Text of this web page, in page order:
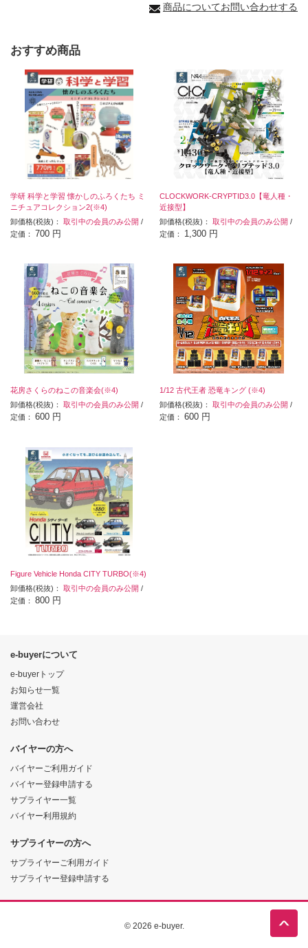
商品についてお問い合わせする
おすすめ商品
学研 科学と学習 懐かしのふろくたち ミ
ニチュアコレクション2(※4)
卸価格(税抜)： 取引中の会員のみ公開 /
定価： 700 円
CLOCKWORK-CRYPTID3.0【竜人種・
近接型】
卸価格(税抜)：取引中の会員のみ公開 /
定価： 1,300 円
花房さくらのねこの音楽会(※4)
卸価格(税抜)： 取引中の会員のみ公開 /
定価： 600 円
1/12 古代王者 恐竜キング (※4)
卸価格(税抜)：取引中の会員のみ公開 /
定価：600 円
Figure Vehicle Honda CITY TURBO(※4)
卸価格(税抜)： 取引中の会員のみ公開 /
定価： 800 円
e-buyerについて
e-buyerトップ
お知らせ一覧
運営会社
お問い合わせ
バイヤーの方へ
バイヤーご利用ガイド
バイヤー登録申請する
サプライヤー一覧
バイヤー利用規約
サプライヤーの方へ
サプライヤーご利用ガイド
サプライヤー登録申請する
© 2026 e-buyer.